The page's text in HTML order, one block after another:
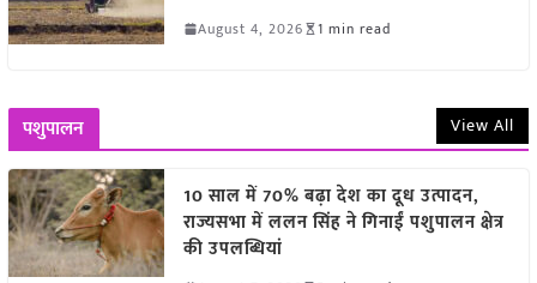
August 4, 2026 1 min read
पशुपालन View All
10 साल में 70% बढ़ा देश का दूध उत्पादन,
राज्यसभा में ललन सिंह ने गिनाईं पशुपालन क्षेत्र
की उपलब्धियां